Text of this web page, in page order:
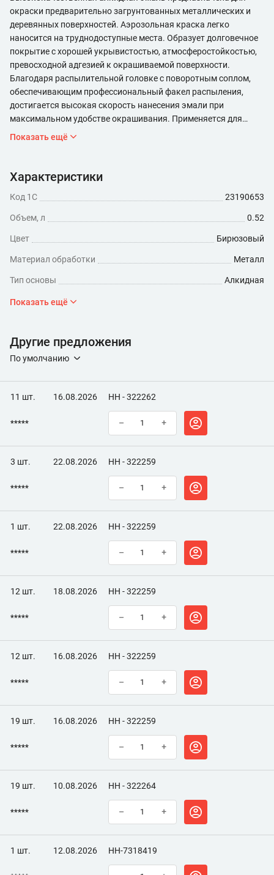
окраски предварительно загрунтованных металлических и
деревянных поверхностей. Аэрозольная краска легко
наносится на труднодоступные места. Образует долговечное
покрытие с хорошей укрывистостью, атмосферостойкостью,
превосходной адгезией к окрашиваемой поверхности.
Благодаря распылительной головке с поворотным соплом,
обеспечивающим профессиональный факел распыления,
достигается высокая скорость нанесения эмали при
максимальном удобстве окрашивания. Применяется для
наружных и внутренних работ.
Показать ещё
Характеристики
Код 1С 23190653
Объем, л 0.52
Цвет Бирюзовый
Материал обработки Металл
Тип основы Алкидная
Степень глянца
Время высыхания, ч
Показать ещё
Другие предложения
По умолчанию
11 шт. 16.08.2026 НН - 322262
***** – +
3 шт. 22.08.2026 НН - 322259
***** – +
1 шт. 22.08.2026 НН - 322259
***** – +
12 шт. 18.08.2026 НН - 322259
***** – +
12 шт. 16.08.2026 НН - 322259
***** – +
19 шт. 16.08.2026 НН - 322259
***** – +
19 шт. 10.08.2026 НН - 322264
***** – +
1 шт. 12.08.2026 НН-7318419